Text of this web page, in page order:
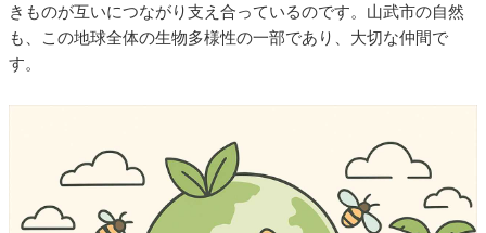
きものが互いにつながり支え合っているのです。山武市の自然
も、この地球全体の生物多様性の一部であり、大切な仲間で
す。